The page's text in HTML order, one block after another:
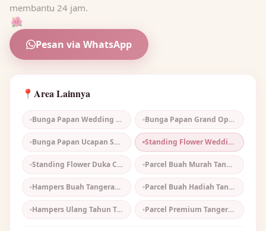
🌺
membantu 24 jam.
Pesan via WhatsApp
📍 Area Lainnya
Bunga Papan Wedding Tangerang Bunga Papan Grand Opening Tangerang
Bunga Papan Ucapan Selamat Tangerang Standing Flower Wedding Tangerang
Standing Flower Duka Cita Tangerang Parcel Buah Murah Tangerang
Hampers Buah Tangerang Parcel Buah Hadiah Tangerang
Hampers Ulang Tahun Tangerang Parcel Premium Tangerang